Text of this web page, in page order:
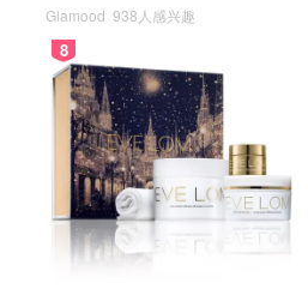
Glamood 938人感兴趣
8